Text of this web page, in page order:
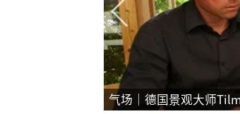
气场｜德国景观大师